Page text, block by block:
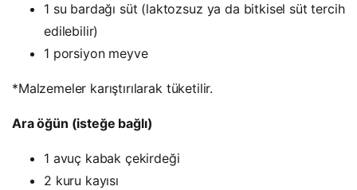
1 su bardağı süt (laktozsuz ya da bitkisel süt tercih
edilebilir)
1 porsiyon meyve
*Malzemeler karıştırılarak tüketilir.
Ara öğün (isteğe bağlı)
1 avuç kabak çekirdeği
2 kuru kayısı